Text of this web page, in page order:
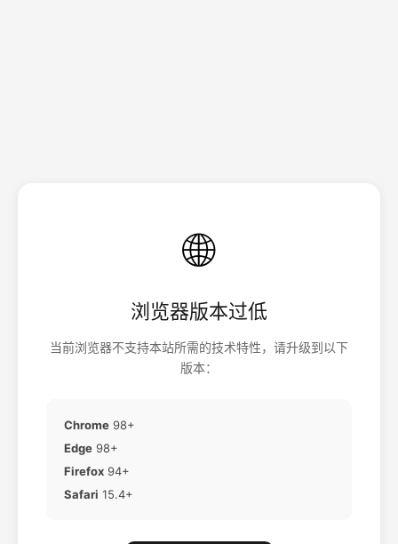
🌐
浏览器版本过低
当前浏览器不支持本站所需的技术特性，请升级到以下
版本：
Chrome 98+
Edge 98+
Firefox 94+
Safari 15.4+